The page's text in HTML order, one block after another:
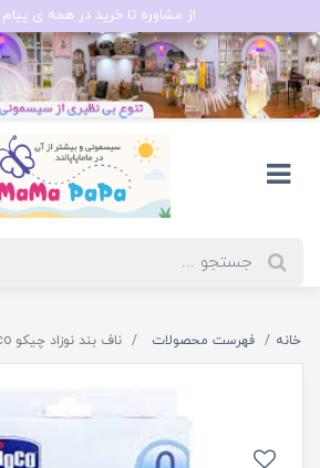
از مشاوره تا خرید در همه ی
خانه فهرست محصولات ناف بند نوزاد چیکو Chicco